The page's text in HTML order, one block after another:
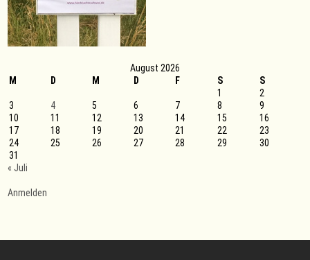
August 2026
M
D M D F S
S
1
2
3
4 5 6 7 8
9
10
11 12 13 14 15
16
17
18 19 20 21 22
23
24
25 26 27 28 29
30
31
« Juli
Anmelden